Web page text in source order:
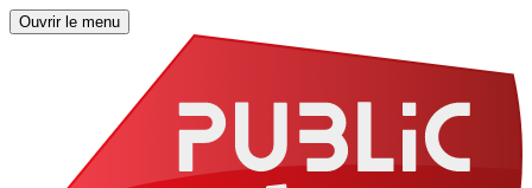
Ouvrir le menu